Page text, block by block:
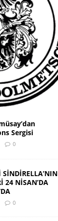
Sergisi
0
SİNDİRELLA’NIN
24 NİSAN’DA
0